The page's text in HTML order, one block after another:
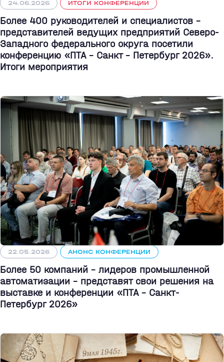
24.06.2026 ИТОГИ КОНФЕРЕНЦИИ
Более 400 руководителей и специалистов –
представителей ведущих предприятий Северо-
Западного федерального округа посетили
конференцию «ПТА – Санкт - Петербург 2026».
Итоги мероприятия
22.05.2026 АНОНС КОНФЕРЕНЦИИ
Более 50 компаний - лидеров промышленной
автоматизации - представят свои решения на
выставке и конференции «ПТА – Санкт-
Петербург 2026»